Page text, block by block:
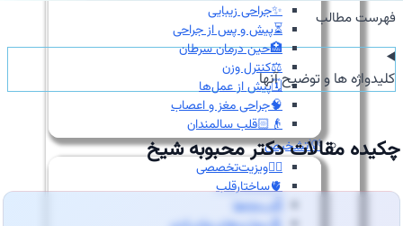
✨جراحی زیبایی
⏳پیش و پس از جراحی
🏥حین درمان سرطان
⚖️کنترل وزن
🗓️پیش از عمل‌ها
🧠جراحی مغز و اعصاب
👴🏻قلب سالمندان
💡تشخیص
👨‍⚕️ویزیت‌تخصصی
🫀ساختارقلب
🎚️دریچه‌ها
فهرست مطالب
کلیدواژه ها و توضیح آنها
چکیده مقالات دکتر محبوبه شیخ